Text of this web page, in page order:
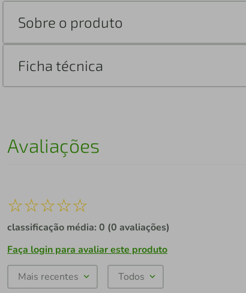
Sobre o produto
Ficha técnica
Avaliações
☆☆☆☆☆
classificação média: 0 (0 avaliações)
Faça login para avaliar este produto
Mais recentes Todos